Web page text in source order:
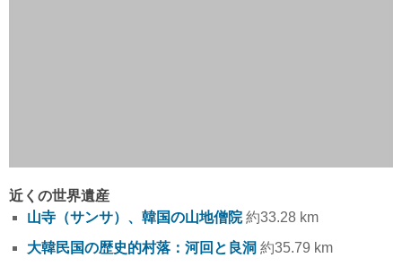
近くの世界遺産
山寺（サンサ）、韓国の山地僧院 約33.28 km
大韓民国の歴史的村落：河回と良洞 約35.79 km